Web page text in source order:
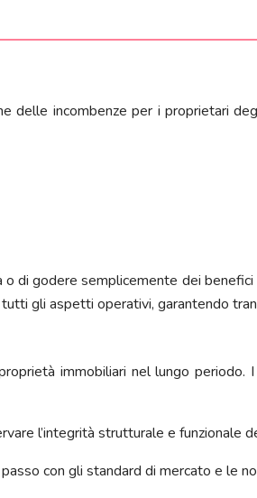
delle incombenze per i proprietari
di godere semplicemente dei
gli aspetti operativi, garantendo
immobiliari nel lungo
l’integrità strutturale e funzionale
con gli standard di mercato e le